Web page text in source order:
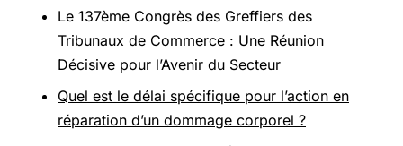
Le 137ème Congrès des Greffiers des
Tribunaux de Commerce : Une Réunion
Décisive pour l’Avenir du Secteur
Quel est le délai spécifique pour l’action en
réparation d’un dommage corporel ?